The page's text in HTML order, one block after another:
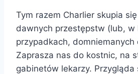
Tym razem Charlier skupia
dawnych przestępstw (lub, w
przypadkach, domniemanych
Zaprasza nas do kostnic, na
gabinetów lekarzy. Przygląda